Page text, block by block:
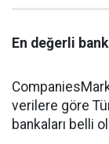
En değerli
verilere göre
bankaları belli